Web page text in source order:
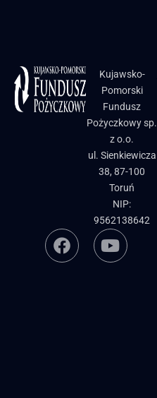
Kujawsko-
Pomorski
Fundusz
Pożyczkowy sp.
z o.o.
ul. Sienkiewicza
38, 87-100
Toruń
NIP:
9562138642